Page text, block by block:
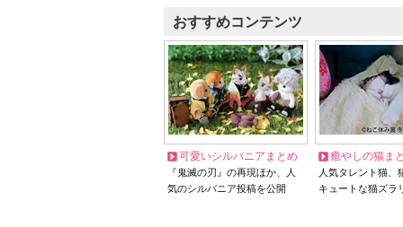
おすすめコンテンツ
可愛いシルバニアまとめ
『鬼滅の刃』の再現ほか、人
気のシルバニア投稿を公開
癒やしの猫ま
人気タレント猫
キュートな猫ズラ